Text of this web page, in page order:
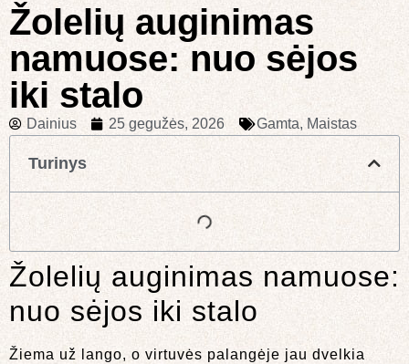
Žolelių auginimas
namuose: nuo sėjos
iki stalo
Dainius 25 gegužės, 2026 Gamta, Maistas
Turinys
Žolelių auginimas namuose:
nuo sėjos iki stalo
Žiema už lango, o virtuvės palangėje jau dvelkia